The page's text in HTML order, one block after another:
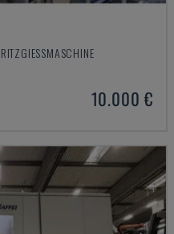
10.000 €